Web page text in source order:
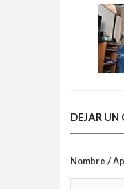
DEJAR UN
Nombre /